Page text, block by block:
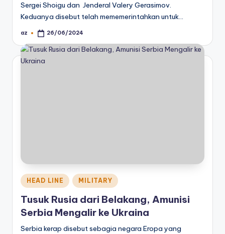
Sergei Shoigu dan Jenderal Valery Gerasimov.
Keduanya disebut telah mememerintahkan untuk…
Posted
az 26/06/2024
Posted
in
HEAD LINE MILITARY
Tusuk Rusia dari Belakang, Amunisi
Serbia Mengalir ke Ukraina
Serbia kerap disebut sebagia negara Eropa yang